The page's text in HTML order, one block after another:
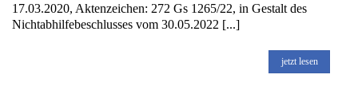
17.03.2020, Aktenzeichen: 272 Gs 1265/22, in Gestalt des
Nichtabhilfebeschlusses vom 30.05.2022 [...]
jetzt lesen